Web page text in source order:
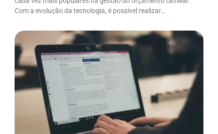
Com a evolução da tecnologia, é possível realizar…